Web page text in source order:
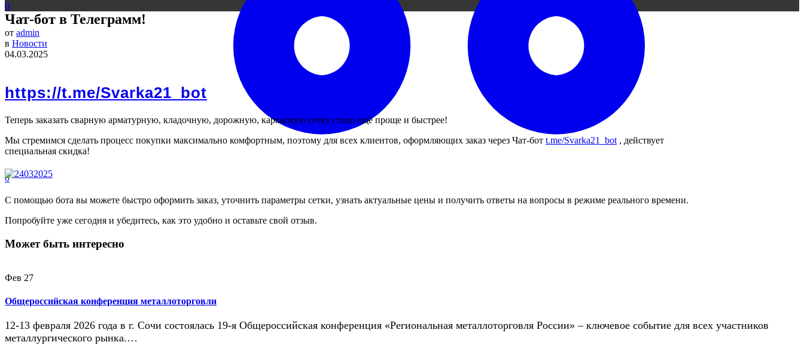
0
0
Чат-бот в Телеграмм!
от admin
в Новости
04.03.2025
https://t.me/Svarka21_bot
Теперь заказать сварную арматурную, кладочную, дорожную, каркасную сетку стало ещё проще и быстрее!
Мы стремимся сделать процесс покупки максимально комфортным, поэтому для всех клиентов, оформляющих заказ через Чат-бот t.me/Svarka21_bot , действует
специальная скидка!
С помощью бота вы можете быстро оформить заказ, уточнить параметры сетки, узнать актуальные цены и получить ответы на вопросы в режиме реального времени.
Попробуйте уже сегодня и убедитесь, как это удобно и оставьте свой отзыв.
Может быть интересно
Фев 27
Общероссийская конференция металлоторговли
12-13 февраля 2026 года в г. Сочи состоялась 19-я Общероссийская конференция «Региональная металлоторговля России» – ключевое событие для всех участников
металлургического рынка.…